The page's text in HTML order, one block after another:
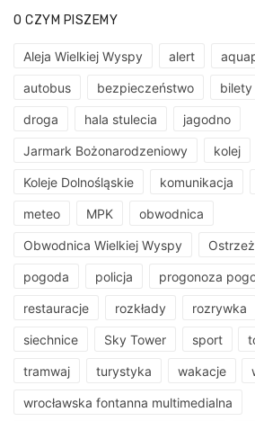
O CZYM PISZEMY
Aleja Wielkiej Wyspy alert
autobus bezpieczeństwo bilety
droga hala stulecia jagodno
Jarmark Bożonarodzeniowy kolej
Koleje Dolnośląskie komunikacja
meteo MPK obwodnica
Obwodnica Wielkiej Wyspy
pogoda policja progonoza
restauracje rozkłady rozrywka
siechnice Sky Tower sport
tramwaj turystyka wakacje
wrocławska fontanna multimedialna